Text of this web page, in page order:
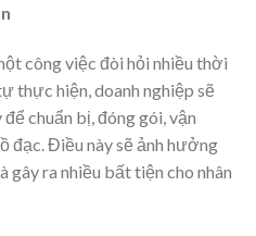
công việc đòi hỏi nhiều thời
thực hiện, doanh nghiệp sẽ
chuẩn bị, đóng gói, vận
đạc. Điều này sẽ ảnh hưởng
gây ra nhiều bất tiện cho nhân